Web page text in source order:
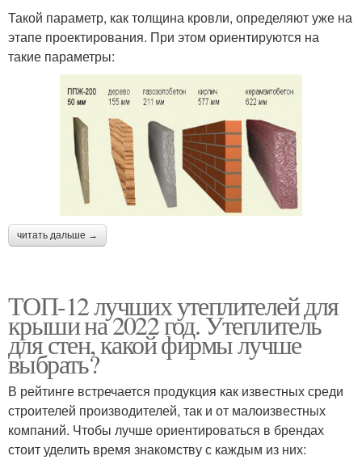
Такой параметр, как толщина кровли, определяют уже на
этапе проектирования. При этом ориентируются на
такие параметры:
читать дальше →
ТОП-12 лучших утеплителей для
крыши на 2022 год. Утеплитель
для стен, какой фирмы лучше
выбрать?
В рейтинге встречается продукция как известных среди
строителей производителей, так и от малоизвестных
компаний. Чтобы лучше ориентироваться в брендах
стоит уделить время знакомству с каждым из них: